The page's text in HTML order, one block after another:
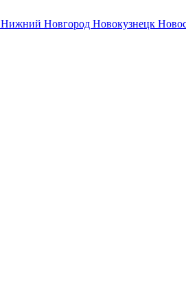
Нижний Новгород Новокузнецк